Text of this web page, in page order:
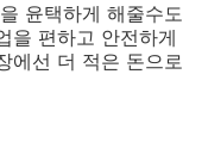
윤택하게 해줄수도
을 편하고 안전하게
에선 더 적은 돈으로